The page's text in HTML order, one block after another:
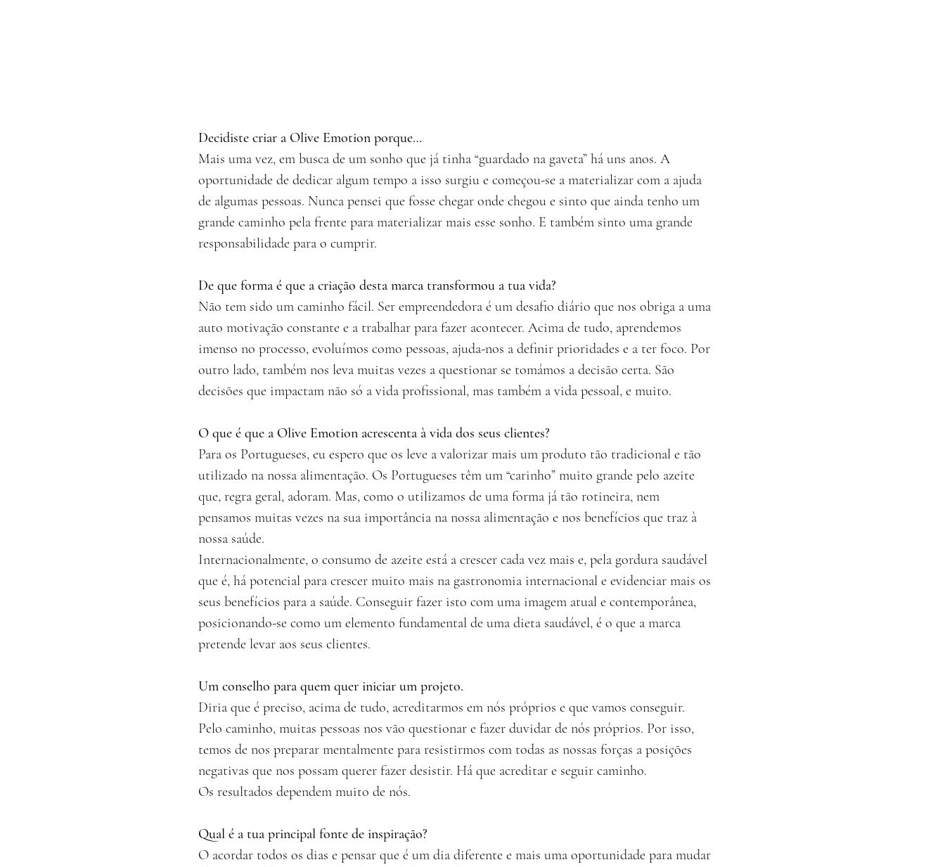
Decidiste criar a Olive Emotion porque…
Mais uma vez, em busca de um sonho que já tinha “guardado na gaveta” há uns anos. A
oportunidade de dedicar algum tempo a isso surgiu e começou-se a materializar com a ajuda
de algumas pessoas. Nunca pensei que fosse chegar onde chegou e sinto que ainda tenho um
grande caminho pela frente para materializar mais esse sonho. E também sinto uma grande
responsabilidade para o cumprir.
De que forma é que a criação desta marca transformou a tua vida?
Não tem sido um caminho fácil. Ser empreendedora é um desafio diário que nos obriga a uma
auto motivação constante e a trabalhar para fazer acontecer. Acima de tudo, aprendemos
imenso no processo, evoluímos como pessoas, ajuda-nos a definir prioridades e a ter foco. Por
outro lado, também nos leva muitas vezes a questionar se tomámos a decisão certa. São
decisões que impactam não só a vida profissional, mas também a vida pessoal, e muito.
O que é que a Olive Emotion acrescenta à vida dos seus clientes?
Para os Portugueses, eu espero que os leve a valorizar mais um produto tão tradicional e tão
utilizado na nossa alimentação. Os Portugueses têm um “carinho” muito grande pelo azeite
que, regra geral, adoram. Mas, como o utilizamos de uma forma já tão rotineira, nem
pensamos muitas vezes na sua importância na nossa alimentação e nos benefícios que traz à
nossa saúde.
Internacionalmente, o consumo de azeite está a crescer cada vez mais e, pela gordura saudável
que é, há potencial para crescer muito mais na gastronomia internacional e evidenciar mais os
seus benefícios para a saúde. Conseguir fazer isto com uma imagem atual e contemporânea,
posicionando-se como um elemento fundamental de uma dieta saudável, é o que a marca
pretende levar aos seus clientes.
Um conselho para quem quer iniciar um projeto.
Diria que é preciso, acima de tudo, acreditarmos em nós próprios e que vamos conseguir.
Pelo caminho, muitas pessoas nos vão questionar e fazer duvidar de nós próprios. Por isso,
temos de nos preparar mentalmente para resistirmos com todas as nossas forças a posições
negativas que nos possam querer fazer desistir. Há que acreditar e seguir caminho.
Os resultados dependem muito de nós.
Qual é a tua principal fonte de inspiração?
O acordar todos os dias e pensar que é um dia diferente e mais uma oportunidade para mudar